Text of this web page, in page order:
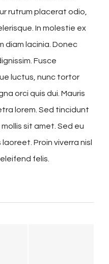
rutrum placerat odio,
In molestie ex
diam lacinia. Donec
Fusce
luctus, nunc tortor
orci quis dui. Mauris
lorem. Sed tincidunt
sit amet. Sed eu
Proin viverra nisl
felis.